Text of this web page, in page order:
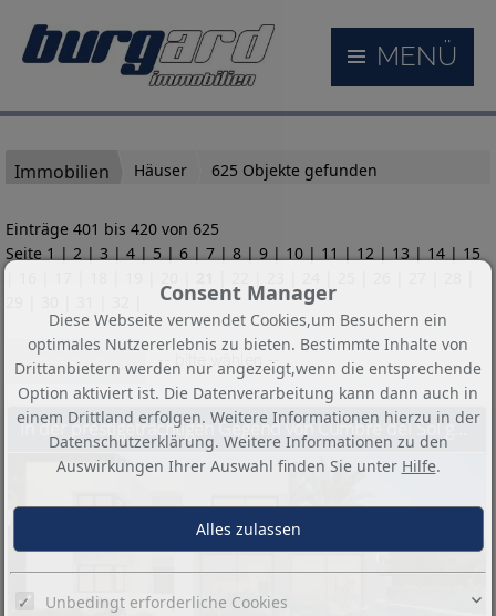
MENÜ
Immobilien Häuser 625 Objekte gefunden
Einträge 401 bis 420 von 625
Seite 1 | 2 | 3 | 4 | 5 | 6 | 7 | 8 | 9 | 10 | 11 | 12 | 13 | 14 | 15
Sortieren nach -- bitte wählen --
In der prestigeträchtigen Gegend von Cumbre del Sol gelegen, bietet diese Villa ein einzigartiges Wohnerlebnis. Mit Meerblick befindet sich die Immob
Consent Manager
Diese Webseite verwendet Cookies,um Besuchern ein
optimales Nutzererlebnis zu bieten. Bestimmte Inhalte von
Drittanbietern werden nur angezeigt,wenn die entsprechende
Option aktiviert ist. Die Datenverarbeitung kann dann auch in
einem Drittland erfolgen. Weitere Informationen hierzu in der
Datenschutzerklärung. Weitere Informationen zu den
Auswirkungen Ihrer Auswahl finden Sie unter Hilfe.
Unbedingt erforderliche Cookies